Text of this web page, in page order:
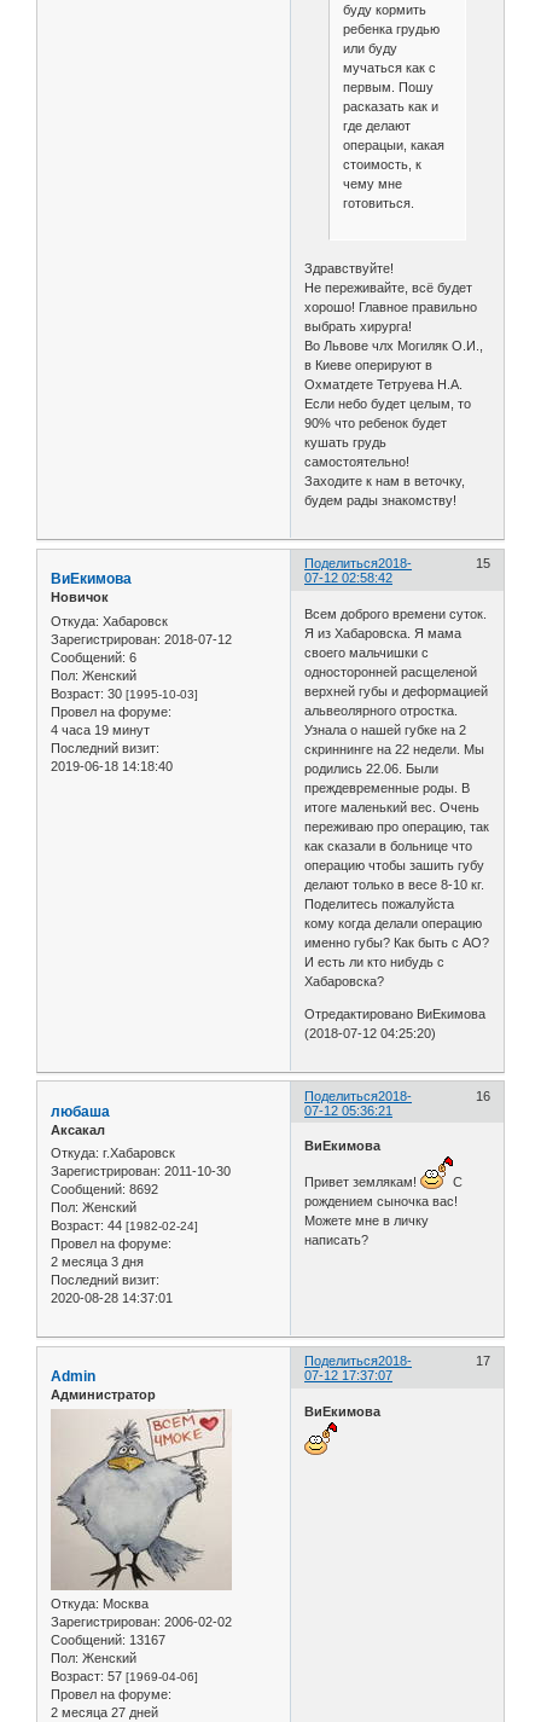
буду кормить
ребенка грудью
или буду
мучаться как с
первым. Пошу
расказать как и
где делают
операцыи, какая
стоимость, к
чему мне
готовиться.
Здравствуйте!
Не переживайте, всё будет
хорошо! Главное правильно
выбрать хирурга!
Во Львове члх Могиляк О.И.,
в Киеве оперируют в
Охматдете Тетруева Н.А.
Если небо будет целым, то
90% что ребенок будет
кушать грудь
самостоятельно!
Заходите к нам в веточку,
будем рады знакомству!
Поделиться 15
2018-
07-12 02:58:42
ВиЕкимова
Новичок
Откуда: Хабаровск
Зарегистрирован: 2018-07-12
Сообщений: 6
Пол: Женский
Возраст: 30 [1995-10-03]
Провел на форуме:
4 часа 19 минут
Последний визит:
2019-06-18 14:18:40
Всем доброго времени суток.
Я из Хабаровска. Я мама
своего мальчишки с
односторонней расщеленой
верхней губы и деформацией
альвеолярного отростка.
Узнала о нашей губке на 2
скриннинге на 22 недели. Мы
родились 22.06. Были
преждевременные роды. В
итоге маленький вес. Очень
переживаю про операцию, так
как сказали в больнице что
операцию чтобы зашить губу
делают только в весе 8-10 кг.
Поделитесь пожалуйста
кому когда делали операцию
именно губы? Как быть с АО?
И есть ли кто нибудь с
Хабаровска?
Отредактировано ВиЕкимова
(2018-07-12 04:25:20)
Поделиться 16
2018-
07-12 05:36:21
любаша
Аксакал
Откуда: г.Хабаровск
Зарегистрирован: 2011-10-30
Сообщений: 8692
Пол: Женский
Возраст: 44 [1982-02-24]
Провел на форуме:
2 месяца 3 дня
Последний визит:
2020-08-28 14:37:01
ВиЕкимова
Привет землякам!
С
рождением сыночка вас!
Можете мне в личку
написать?
Поделиться 17
2018-
07-12 17:37:07
Admin
Администратор
Откуда: Москва
Зарегистрирован: 2006-02-02
Сообщений: 13167
Пол: Женский
Возраст: 57 [1969-04-06]
Провел на форуме:
2 месяца 27 дней
ВиЕкимова